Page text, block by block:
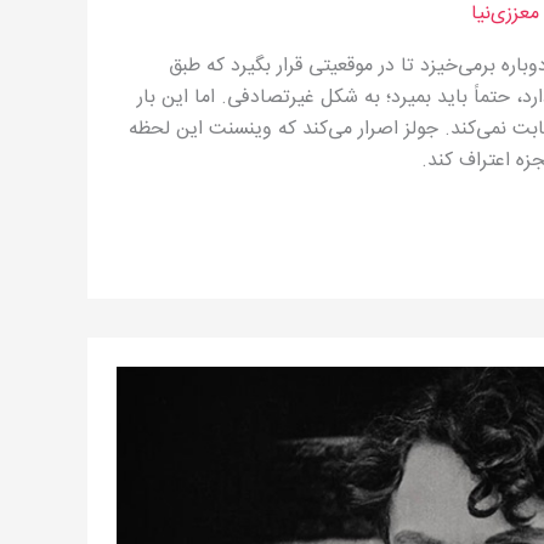
برمی‌خیزد تا در موقعیتی قرار بگیرد كه طبق
حتماً باید بمیرد؛ به شكل غیرتصادفی. اما این بار
نمی‌كند. جولز اصرار می‌كند كه وینسنت این لحظه
اعتراف كند.